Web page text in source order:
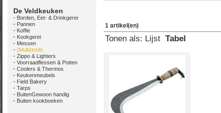
De Veldkeuken
Borden, Eet- & Drinkgerei
Pannen
Koffie
Kookgerei
Messen
(Multi)tools
Zippo & Lighters
Voorraadflessen & Potten
Coolers & Thermos
Keukenmeubels
Field Bakery
Tarps
BuitenGewoon handig
Buiten kookboeken
1 artikel(en)
Tonen als: Lijst Tabel